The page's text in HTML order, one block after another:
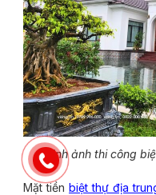
Hình ảnh thi công
Mặt tiền biệt thự địa